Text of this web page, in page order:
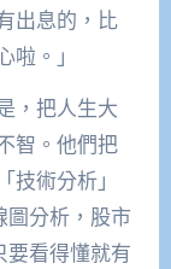
出息的，比
。」
，把人生大
智。他們把
術分析」
圖分析，股市
要看得懂就有